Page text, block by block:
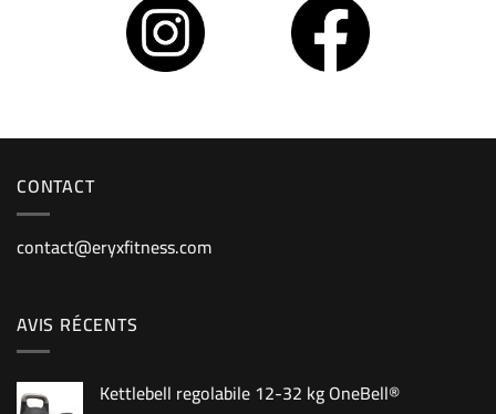
CONTACT
contact@eryxfitness.com
AVIS RÉCENTS
Kettlebell regolabile 12-32 kg OneBell®